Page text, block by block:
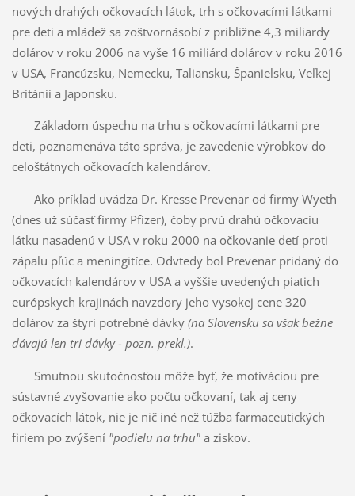
nových drahých očkovacích látok, trh s očkovacími látkami
pre deti a mládež sa zoštvornásobí z približne 4,3 miliardy
dolárov v roku 2006 na vyše 16 miliárd dolárov v roku 2016
v USA, Francúzsku, Nemecku, Taliansku, Španielsku, Veľkej
Británii a Japonsku.
Základom úspechu na trhu s očkovacími látkami pre
deti, poznamenáva táto správa, je zavedenie výrobkov do
celoštátnych očkovacích kalendárov.
Ako príklad uvádza Dr. Kresse Prevenar od firmy Wyeth
(dnes už súčasť firmy Pfizer), čoby prvú drahú očkovaciu
látku nasadenú v USA v roku 2000 na očkovanie detí proti
zápalu pľúc a meningitíce. Odvtedy bol Prevenar pridaný do
očkovacích kalendárov v USA a vyššie uvedených piatich
európskych krajinách navzdory jeho vysokej cene 320
dolárov za štyri potrebné dávky (na Slovensku sa však bežne
dávajú len tri dávky - pozn. prekl.).
Smutnou skutočnosťou môže byť, že motiváciou pre
sústavné zvyšovanie ako počtu očkovaní, tak aj ceny
očkovacích látok, nie je nič iné než túžba farmaceutických
firiem po zvýšení "podielu na trhu"a ziskov.